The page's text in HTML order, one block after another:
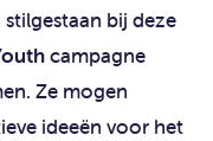
bij deze
campagne
Ze mogen
ideeën voor het